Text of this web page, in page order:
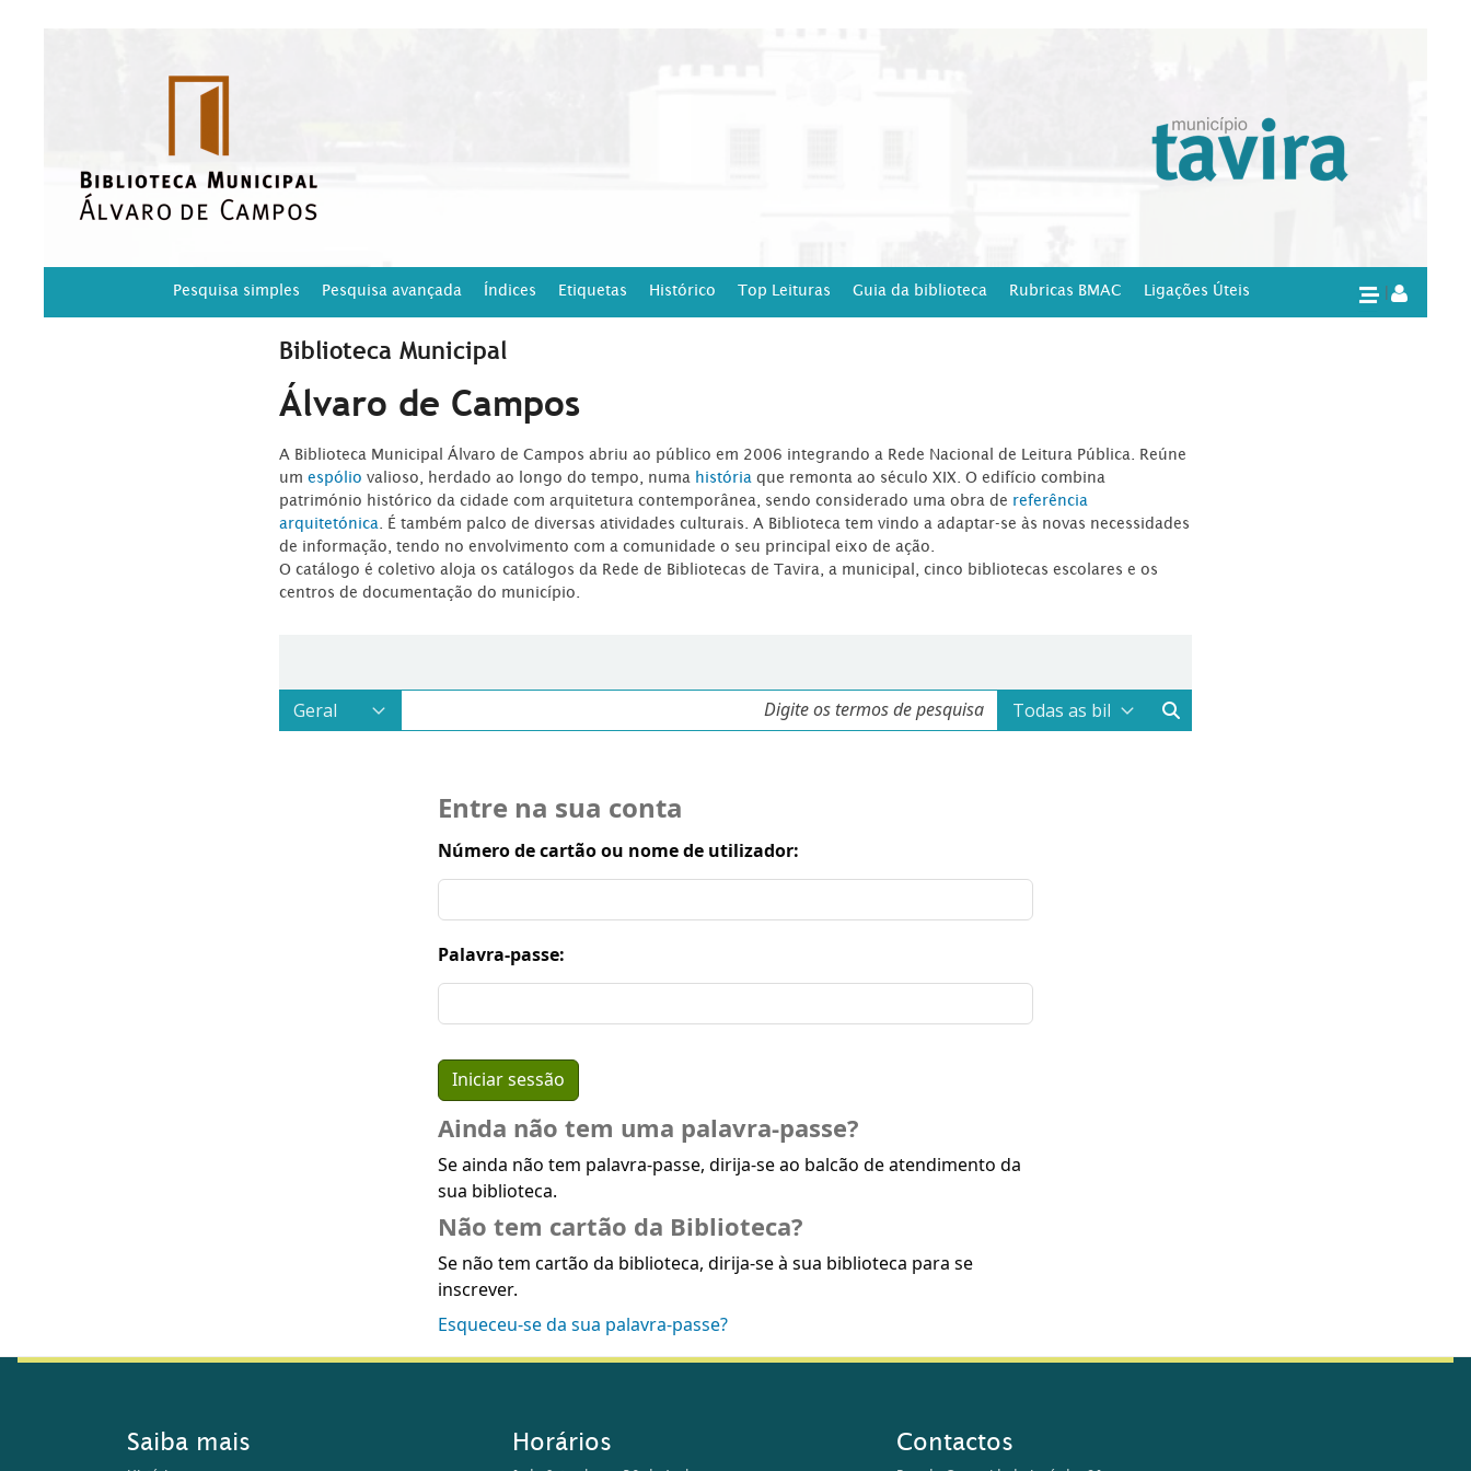
Pesquisa simples Pesquisa avançada Índices Etiquetas Histórico Top Leituras Guia da biblioteca Rubricas BMAC Ligações Úteis
Biblioteca Municipal
Álvaro de Campos
A Biblioteca Municipal Álvaro de Campos abriu ao público em 2006 integrando a Rede Nacional de Leitura Pública. Reúne
um espólio valioso, herdado ao longo do tempo, numa história que remonta ao século XIX. O edifício combina
património histórico da cidade com arquitetura contemporânea, sendo considerado uma obra de referência
arquitetónica . É também palco de diversas atividades culturais. A Biblioteca tem vindo a adaptar-se às novas necessidades
de informação, tendo no envolvimento com a comunidade o seu principal eixo de ação.
O catálogo é coletivo aloja os catálogos da Rede de Bibliotecas de Tavira, a municipal, cinco bibliotecas escolares e os
centros de documentação do município.
Entre na sua conta
Número de cartão ou nome de utilizador:
Palavra-passe:
Ainda não tem uma palavra-passe?
Se ainda não tem palavra-passe, dirija-se ao balcão de atendimento da
sua biblioteca.
Não tem cartão da Biblioteca?
Se não tem cartão da biblioteca, dirija-se à sua biblioteca para se
inscrever.
Esqueceu-se da sua palavra-passe?
Saiba mais Horários Contactos